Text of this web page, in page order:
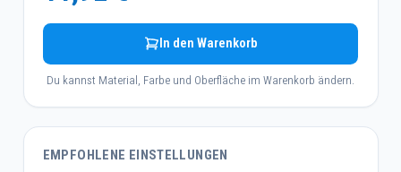
In den Warenkorb
Du kannst Material, Farbe und Oberfläche im Warenkorb ändern.
EMPFOHLENE EINSTELLUNGEN